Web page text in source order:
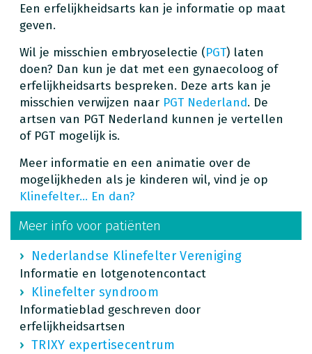
Een erfelijkheidsarts kan je informatie op maat
geven.
Wil je misschien embryoselectie (PGT) laten
doen? Dan kun je dat met een gynaecoloog of
erfelijkheidsarts bespreken. Deze arts kan je
misschien verwijzen naar PGT Nederland. De
artsen van PGT Nederland kunnen je vertellen
of PGT mogelijk is.
Meer informatie en een animatie over de
mogelijkheden als je kinderen wil, vind je op
Klinefelter... En dan?
Meer info voor patiënten
Nederlandse Klinefelter Vereniging
Informatie en lotgenotencontact
Klinefelter syndroom
Informatieblad geschreven door
erfelijkheidsartsen
TRIXY expertisecentrum